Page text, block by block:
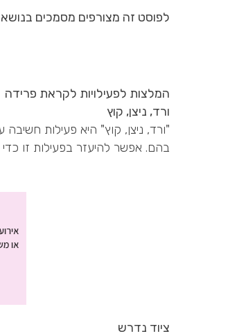
לפוסט זה מצורפים מסמכים בנושא
המלצות לפעילויות לקראת פרידה
ורד, ניצן, קוץ
"ורד, ניצן, קוץ" היא פעילות
בהם. אפשר להיעזר בפעילות זו
ציוד נדרש